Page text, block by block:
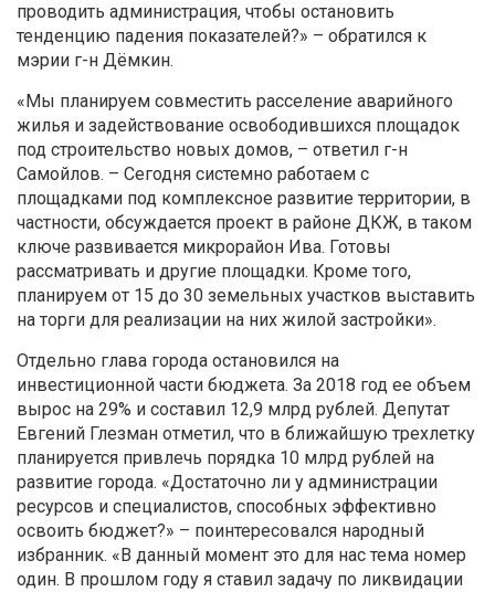
проводить администрация, чтобы остановить
тенденцию падения показателей?» – обратился к
мэрии г-н Дёмкин.
«Мы планируем совместить расселение аварийного
жилья и задействование освободившихся площадок
под строительство новых домов, – ответил г-н
Самойлов. – Сегодня системно работаем с
площадками под комплексное развитие территории, в
частности, обсуждается проект в районе ДКЖ, в таком
ключе развивается микрорайон Ива. Готовы
рассматривать и другие площадки. Кроме того,
планируем от 15 до 30 земельных участков выставить
на торги для реализации на них жилой застройки».
Отдельно глава города остановился на
инвестиционной части бюджета. За 2018 год ее объем
вырос на 29% и составил 12,9 млрд рублей. Депутат
Евгений Глезман отметил, что в ближайшую трехлетку
планируется привлечь порядка 10 млрд рублей на
развитие города. «Достаточно ли у администрации
ресурсов и специалистов, способных эффективно
освоить бюджет?» – поинтересовался народный
избранник. «В данный момент это для нас тема номер
один. В прошлом году я ставил задачу по ликвидации